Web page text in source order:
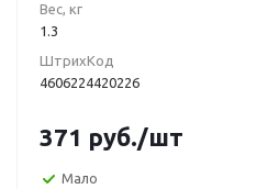
Вес, кг
1.3
ШтрихКод
4606224420226
371 руб./шт
Мало